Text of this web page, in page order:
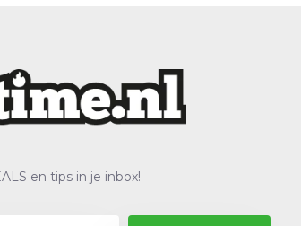
en tips in je inbox!